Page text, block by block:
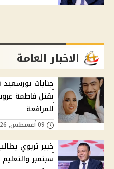
الاخبار العامة
جنايات
للمرافعة